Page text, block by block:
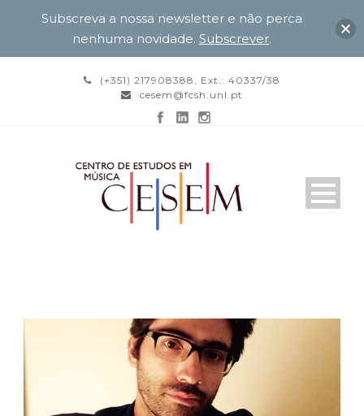
(+351) 217908388, Ext.: 40337/38
cesem@fcsh.unl.pt
Subscreva a nossa newsletter e não perca
nenhuma novidade. Subscrever.